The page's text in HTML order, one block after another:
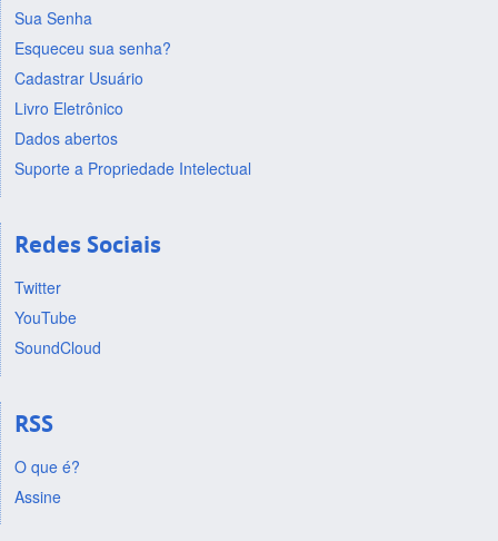
Sua Senha
Esqueceu sua senha?
Cadastrar Usuário
Livro Eletrônico
Dados abertos
Suporte a Propriedade Intelectual
Redes Sociais
Twitter
YouTube
SoundCloud
RSS
O que é?
Assine